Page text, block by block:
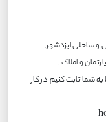
به شما ثابت کنیم در کار